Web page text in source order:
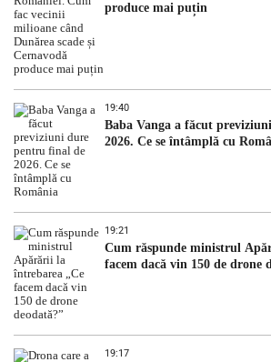
produce mai puțin
19:40
Baba Vanga a făcut
2026. Ce se întâmplă cu
19:21
Cum răspunde ministrul
facem dacă vin 150 de drone
19:17